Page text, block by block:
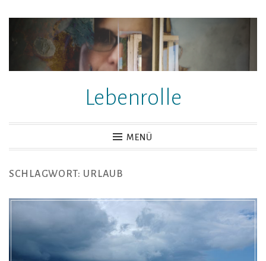
springen
Lebenrolle
MENÜ
SCHLAGWORT: URLAUB